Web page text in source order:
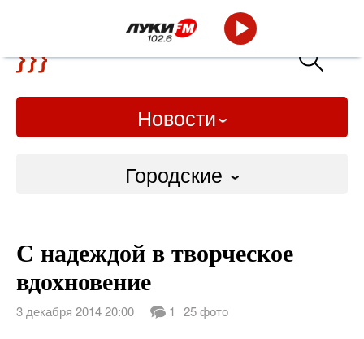
Новости
Городские
Слово Дело
Народные
С надеждой в творческое
вдохновение
3 декабря 2014 20:00 1 25 фото